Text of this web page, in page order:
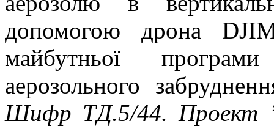
допомогою дрона DJI
майбутньої
аерозольного
Шифр ТД.5/44. Проект